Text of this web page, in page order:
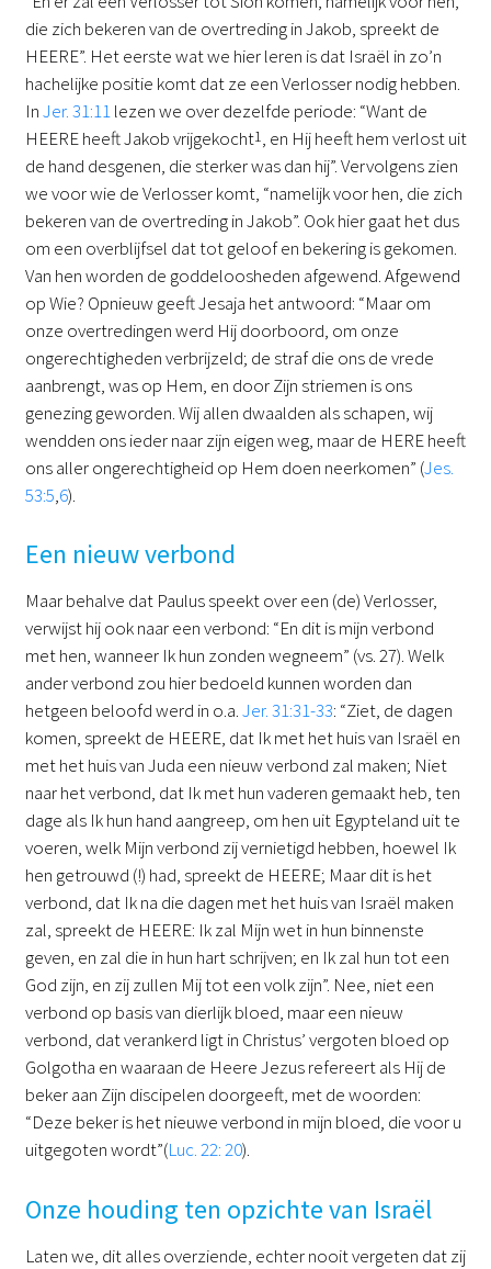
die zich bekeren van de overtreding in Jakob, spreekt de
HEERE”. Het eerste wat we hier leren is dat Israël in zo’n
hachelijke positie komt dat ze een Verlosser nodig hebben.
InJer. 31:11lezen we over dezelfde periode: “Want de
HEERE heeft Jakob vrijgekocht1 , en Hij heeft hem verlost uit
de hand desgenen, die sterker was dan hij”. Vervolgens zien
we voor wie de Verlosser komt, “namelijk voor hen, die zich
bekeren van de overtreding in Jakob”. Ook hier gaat het dus
om een overblijfsel dat tot geloof en bekering is gekomen.
Van hen worden de goddeloosheden afgewend. Afgewend
op Wie? Opnieuw geeft Jesaja het antwoord: “Maar om
onze overtredingen werd Hij doorboord, om onze
ongerechtigheden verbrijzeld; de straf die ons de vrede
aanbrengt, was op Hem, en door Zijn striemen is ons
genezing geworden. Wij allen dwaalden als schapen, wij
wendden ons ieder naar zijn eigen weg, maar de HERE heeft
ons aller ongerechtigheid op Hem doen neerkomen” (Jes.
53:5,6).
Een nieuw verbond
Maar behalve dat Paulus speekt over een (de) Verlosser,
verwijst hij ook naar een verbond: “En dit is mijn verbond
met hen, wanneer Ik hun zonden wegneem” (vs. 27). Welk
ander verbond zou hier bedoeld kunnen worden dan
hetgeen beloofd werd in o.a.Jer. 31:31-33: “Ziet, de dagen
komen, spreekt de HEERE, dat Ik met het huis van Israël en
met het huis van Juda een nieuw verbond zal maken; Niet
naar het verbond, dat Ik met hun vaderen gemaakt heb, ten
dage als Ik hun hand aangreep, om hen uit Egypteland uit te
voeren, welk Mijn verbond zij vernietigd hebben, hoewel Ik
hen getrouwd (!) had, spreekt de HEERE; Maar dit is het
verbond, dat Ik na die dagen met het huis van Israël maken
zal, spreekt de HEERE: Ik zal Mijn wet in hun binnenste
geven, en zal die in hun hart schrijven; en Ik zal hun tot een
God zijn, en zij zullen Mij tot een volk zijn”. Nee, niet een
verbond op basis van dierlijk bloed, maar een nieuw
verbond, dat verankerd ligt in Christus’ vergoten bloed op
Golgotha en waaraan de Heere Jezus refereert als Hij de
beker aan Zijn discipelen doorgeeft, met de woorden:
“Deze beker is het nieuwe verbond in mijn bloed, die voor u
uitgegoten wordt”(Luc. 22: 20).
Onze houding ten opzichte van Israël
Laten we, dit alles overziende, echter nooit vergeten dat zij